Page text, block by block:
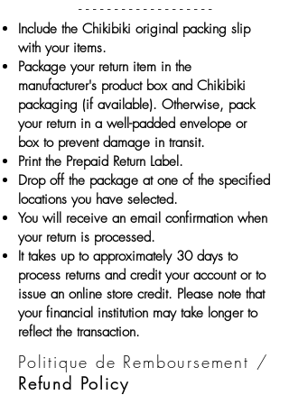
-- -- - - - - - - - - - - - - - - -
Include the Chikibiki original packing slip
with your items.
Package your return item in the
manufacturer's product box and Chikibiki
packaging (if available). Otherwise, pack
your return in a well-padded envelope or
box to prevent damage in transit.
Print the Prepaid Return Label.
Drop off the package at one of the specified
locations you have selected.
You will receive an email confirmation when
your return is processed.
It takes up to approximately 30 days to
process returns and credit your account or to
issue an online store credit. Please note that
your financial institution may take longer to
reflect the transaction.
Politique de Remboursement /
Refund Policy